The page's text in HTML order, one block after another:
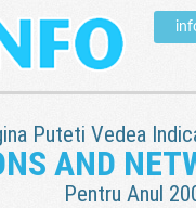
Puteti Vedea
AND
Pentru Anul